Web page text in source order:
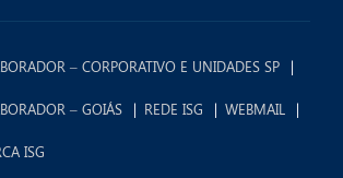
– CORPORATIVO E UNIDADES SP
– GOIÁS REDE ISG WEBMAIL
ISG